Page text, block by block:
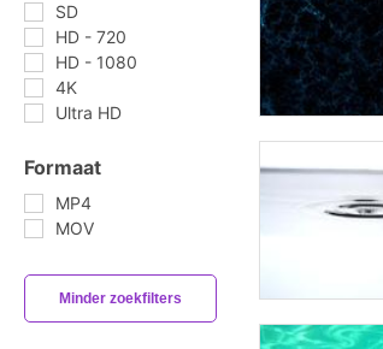
SD
HD - 720
HD - 1080
4K
Ultra HD
Formaat
MP4
MOV
Minder zoekfilters